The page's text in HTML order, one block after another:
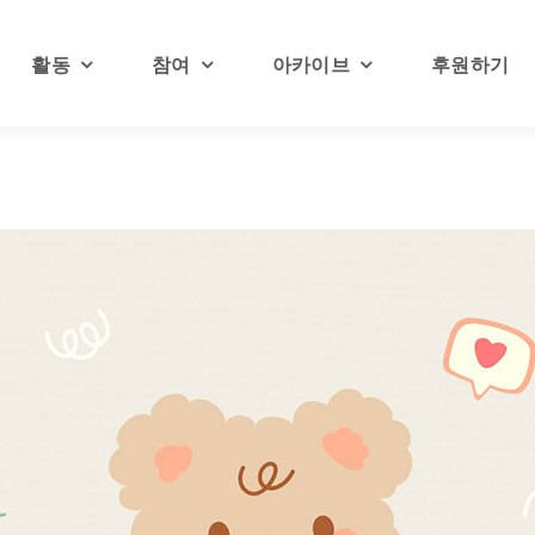
활동 참여 아카이브 후원하기